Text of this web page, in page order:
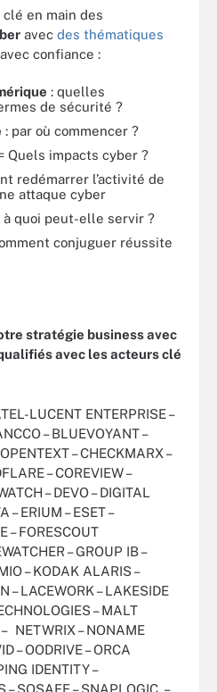
en main des
avec des thématiques
confiance :
: quelles
de sécurité ?
: par où commencer ?
Quels impacts cyber ?
redémarrer l’activité de
attaque cyber
à quoi peut-elle servir ?
conjuguer réussite
stratégie business avec
avec les acteurs clé
LUCENT ENTERPRISE –
– BLUEVOYANT –
– CHECKMARX –
– COREVIEW –
– DEVO – DIGITAL
– ERIUM – ESET –
– FORESCOUT
– GROUP IB –
– KODAK ALARIS –
– LACEWORK – LAKESIDE
– MALT
NETWRIX – NONAME
– OODRIVE – ORCA
IDENTITY –
– SOSAFE – SNAPLOGIC –